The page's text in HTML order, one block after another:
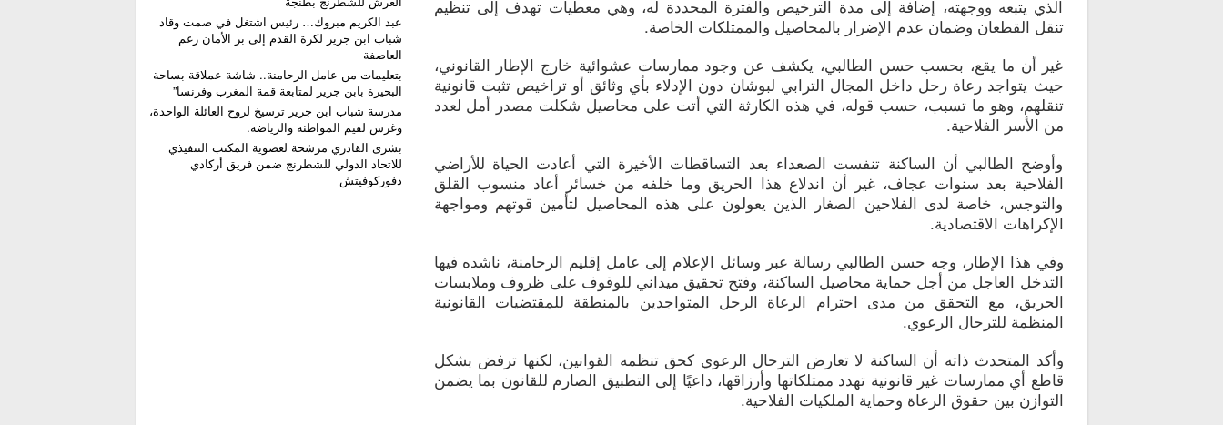
عبد الكريم مبروك… رئيس اشتغل في صمت وقاد
شباب ابن جرير لكرة القدم إلى بر الأمان رغم
العاصفة
بتعليمات من عامل الرحامنة.. شاشة عملاقة بساحة
البحيرة بابن جرير لمتابعة قمة المغرب وفرنسا”
​مدرسة شباب ابن جرير ترسيخ لروح العائلة الواحدة،
وغرس لقيم المواطنة والرياضة.
بشرى القادري مرشحة لعضوية المكتب التنفيذي
للاتحاد الدولي للشطرنج ضمن فريق أركادي
دفوركوفيتش
الذي يتبعه ووجهته، إضافة إلى مدة الترخيص والفترة المحددة له، وهي معطيات تهدف إلى تنظيم
تنقل القطعان وضمان عدم الإضرار بالمحاصيل والممتلكات الخاصة.
غير أن ما يقع، بحسب حسن الطالبي، يكشف عن وجود ممارسات عشوائية خارج الإطار القانوني،
حيث يتواجد رعاة رحل داخل المجال الترابي لبوشان دون الإدلاء بأي وثائق أو تراخيص تثبت قانونية
تنقلهم، وهو ما تسبب، حسب قوله، في هذه الكارثة التي أتت على محاصيل شكلت مصدر أمل لعدد
من الأسر الفلاحية.
وأوضح الطالبي أن الساكنة تنفست الصعداء بعد التساقطات الأخيرة التي أعادت الحياة للأراضي
الفلاحية بعد سنوات عجاف، غير أن اندلاع هذا الحريق وما خلفه من خسائر أعاد منسوب القلق
والتوجس، خاصة لدى الفلاحين الصغار الذين يعولون على هذه المحاصيل لتأمين قوتهم ومواجهة
الإكراهات الاقتصادية.
وفي هذا الإطار، وجه حسن الطالبي رسالة عبر وسائل الإعلام إلى عامل إقليم الرحامنة، ناشده فيها
التدخل العاجل من أجل حماية محاصيل الساكنة، وفتح تحقيق ميداني للوقوف على ظروف وملابسات
الحريق، مع التحقق من مدى احترام الرعاة الرحل المتواجدين بالمنطقة للمقتضيات القانونية
المنظمة للترحال الرعوي.
وأكد المتحدث ذاته أن الساكنة لا تعارض الترحال الرعوي كحق تنظمه القوانين، لكنها ترفض بشكل
قاطع أي ممارسات غير قانونية تهدد ممتلكاتها وأرزاقها، داعيًا إلى التطبيق الصارم للقانون بما يضمن
التوازن بين حقوق الرعاة وحماية الملكيات الفلاحية.